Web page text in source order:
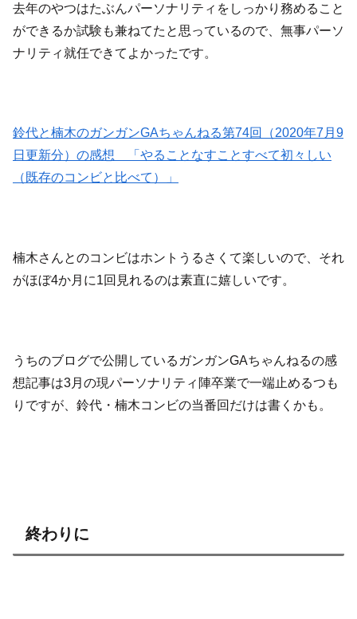
去年のやつはたぶんパーソナリティをしっかり務めること
ができるか試験も兼ねてたと思っているので、無事パーソ
ナリティ就任できてよかったです。
鈴代と楠木のガンガンGAちゃんねる第74回（2020年7月9
日更新分）の感想 「やることなすことすべて初々しい
（既存のコンビと比べて）」
楠木さんとのコンビはホントうるさくて楽しいので、それ
がほぼ4か月に1回見れるのは素直に嬉しいです。
うちのブログで公開しているガンガンGAちゃんねるの感
想記事は3月の現パーソナリティ陣卒業で一端止めるつも
りですが、鈴代・楠木コンビの当番回だけは書くかも。
終わりに